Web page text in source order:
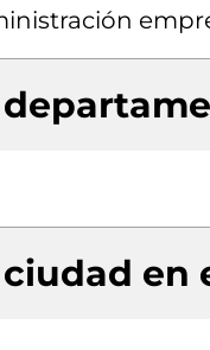
ciudad en